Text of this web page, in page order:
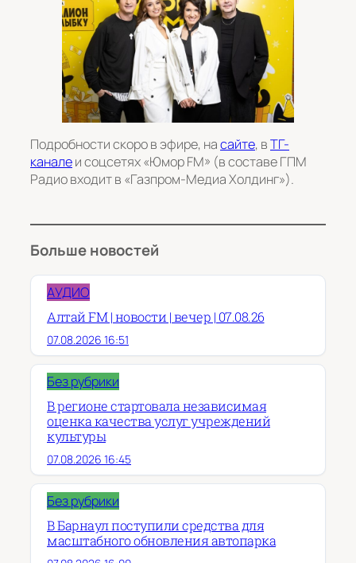
Подробности скоро в эфире, насайте, вТГ-
каналеи соцсетях «Юмор FM» (в составе ГПМ
Радио входит в «Газпром-Медиа Холдинг»).
Больше новостей
АУДИО
Алтай FM | новости | вечер | 07.08.26
07.08.2026 16:51
Без рубрики
В регионе стартовала независимая
оценка качества услуг учреждений
культуры
07.08.2026 16:45
Без рубрики
В Барнаул поступили средства для
масштабного обновления автопарка